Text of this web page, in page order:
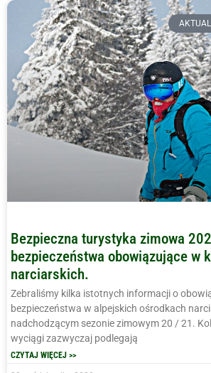
Bezpieczna turystyka zimowa
bezpieczeństwa obowiązujące w
narciarskich.
Zebraliśmy kilka istotnych informacji o
bezpieczeństwa w alpejskich ośrodkach
nadchodzącym sezonie zimowym 20 / 21.
wyciągi zazwyczaj podlegają
CZYTAJ WIĘCEJ >>